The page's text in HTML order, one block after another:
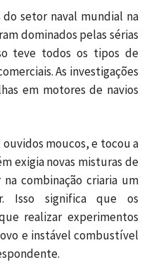
setor naval mundial na
dominados pelas sérias
teve todos os tipos de
As investigações
em motores de navios
ouvidos moucos, e tocou a
exigia novas misturas de
combinação criaria um
Isso significa que os
realizar experimentos
e instável combustível